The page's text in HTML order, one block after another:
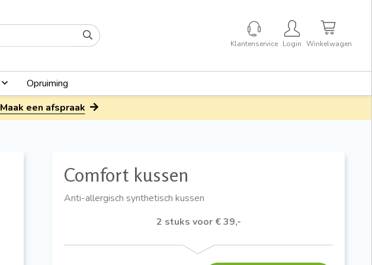
Klantenservice Login Winkelwagen
Opruiming
Maak een afspraak
Comfort kussen
Anti-allergisch synthetisch kussen
2 stuks voor € 39,-